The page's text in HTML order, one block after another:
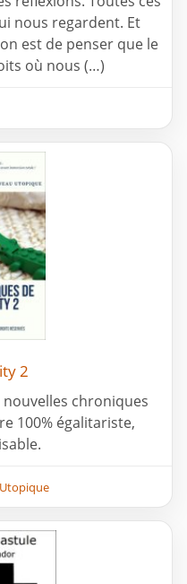
nous regardent. Et
est de penser que le
où nous (…)
2
nouvelles chroniques
100% égalitariste,